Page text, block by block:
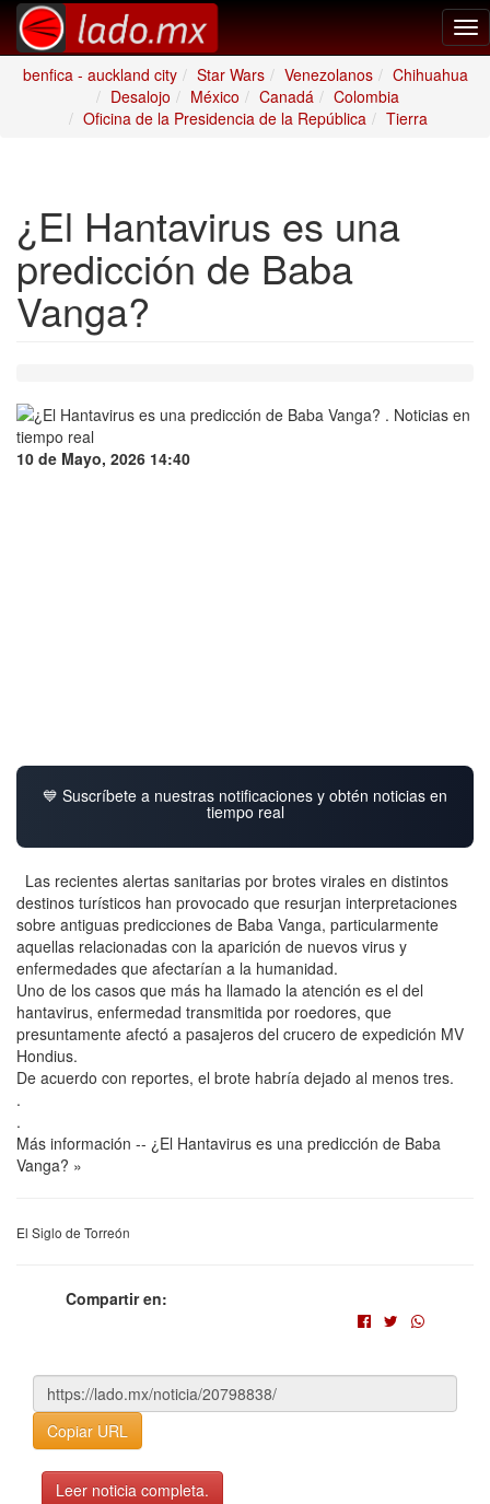
benfica - auckland city
Star Wars Venezolanos
Chihuahua
Desalojo
México Canadá
Colombia
Oficina de la Presidencia de la República
Tierra
¿El Hantavirus es una
predicción de Baba
Vanga?
10 de Mayo, 2026 14:40
💙 Suscríbete a nuestras notificaciones y obtén noticias en
tiempo real
Las recientes alertas sanitarias por brotes virales en distintos
destinos turísticos han provocado que resurjan interpretaciones
sobre antiguas predicciones de Baba Vanga, particularmente
aquellas relacionadas con la aparición de nuevos virus y
enfermedades que afectarían a la humanidad.
Uno de los casos que más ha llamado la atención es el del
hantavirus, enfermedad transmitida por roedores, que
presuntamente afectó a pasajeros del crucero de expedición MV
Hondius.
De acuerdo con reportes, el brote habría dejado al menos tres.
.
.
Más información -- ¿El Hantavirus es una predicción de Baba
Vanga? »
El Siglo de Torreón
Compartir en:
Copiar URL
Leer noticia completa.